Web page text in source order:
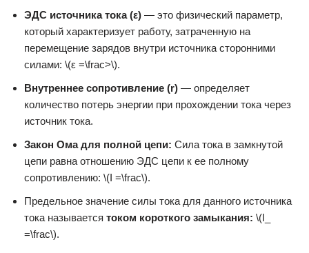
ЭДС источника тока (ε) — это физический параметр,
который характеризует работу, затраченную на
перемещение зарядов внутри источника сторонними
силами: \(ε =\frac>\).
Внутреннее сопротивление (r) — определяет
количество потерь энергии при прохождении тока через
источник тока.
Закон Ома для полной цепи: Сила тока в замкнутой
цепи равна отношению ЭДС цепи к ее полному
сопротивлению: \(I =\frac\).
Предельное значение силы тока для данного источника
тока называется током короткого замыкания: \(I_
=\frac\).